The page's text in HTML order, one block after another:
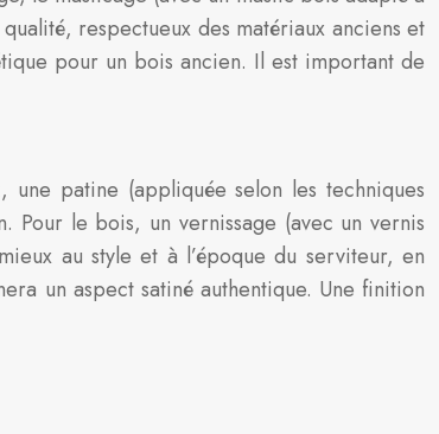
respectueux des matériaux anciens et
pour un bois ancien. Il est important de
patine (appliquée selon les techniques
le bois, un vernissage (avec un vernis
au style et à l’époque du serviteur, en
un aspect satiné authentique. Une finition